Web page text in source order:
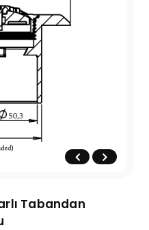
Tabandan